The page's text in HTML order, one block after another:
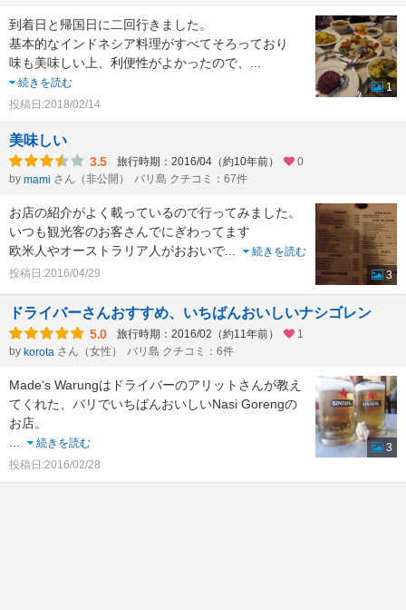
到着日と帰国日に二回行きました。
基本的なインドネシア料理がすべてそろっており
味も美味しい上、利便性がよかったので、 ...
続きを読む
投稿日:2018/02/14
1
美味しい
3.5 旅行時期：2016/04（約10年前）
0
by mami さん（非公開） バリ島 クチコミ：67件
お店の紹介がよく載っているので行ってみました。
いつも観光客のお客さんでにぎわってます
欧米人やオーストラリア人がおおいで...
続きを読む
投稿日:2016/04/29
3
ドライバーさんおすすめ、いちばんおいしいナシゴレン
5.0 旅行時期：2016/02（約11年前）
1
by korota さん（女性） バリ島 クチコミ：6件
Made‘s Warungはドライバーのアリットさんが教え
てくれた、バリでいちばんおいしいNasi Gorengの
お店。
...
続きを読む
投稿日:2016/02/28
3